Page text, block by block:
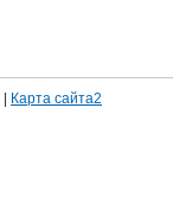
Карта сайта2